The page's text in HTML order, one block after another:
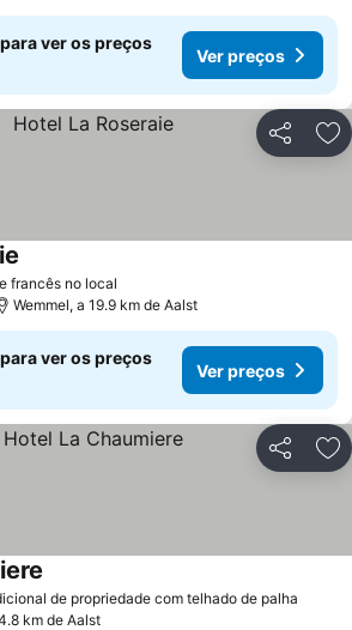
ver os preços
Ver preços
Partilhar
francês no local
Wemmel, a 19.9 km de Aalst
ver os preços
Ver preços
Partilhar
de propriedade com telhado de palha
km de Aalst